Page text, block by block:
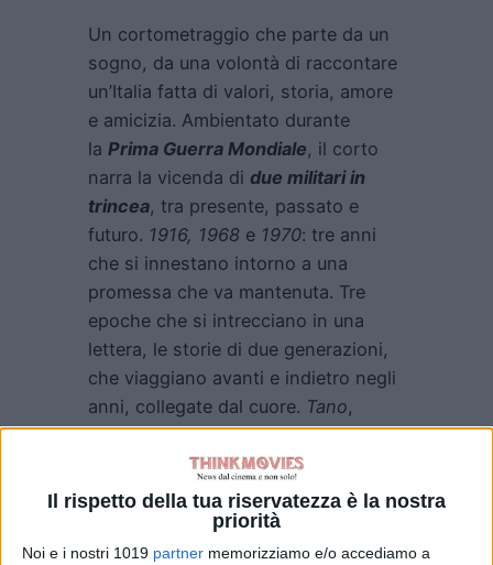
Il rispetto della tua riservatezza è la nostra
priorità
Noi e i nostri 1019 partner memorizziamo e/o accediamo a
Un cortometraggio che parte da un
sogno, da una volontà di raccontare
un’Italia fatta di valori, storia, amore
e amicizia. Ambientato durante
la Prima Guerra Mondiale, il corto
narra la vicenda di due militari in
trincea, tra presente, passato e
futuro. 1916, 1968 e 1970: tre anni
che si innestano intorno a una
promessa che va mantenuta. Tre
epoche che si intrecciano in una
lettera, le storie di due generazioni,
che viaggiano avanti e indietro negli
anni, collegate dal cuore. Tano,
soldato delSud,incontraAntonio,
Nord, nella trincea di
Bezzecca, inTrentino , durante la
Prima Guerra Mondiale.
l’organetto nei momenti di lunga